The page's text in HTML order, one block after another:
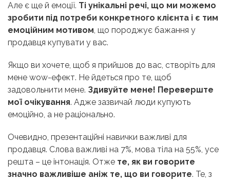
Але є ще й емоції. Ті унікальні речі, що ми можемо
зробити під потреби конкретного клієнта і є тим
емоційним мотивом, що породжує бажання у
продавця купувати у вас.
Якщо ви хочете, щоб я прийшов до вас, створіть для
мене wow-ефект. Не йдеться про те, щоб
задовольнити мене. Здивуйте мене! Переверште
мої очікування. Адже зазвичай люди купують
емоційно, а не раціонально.
Очевидно, презентаційні навички важливі для
продавця. Слова важливі на 7%, мова тіла на 55%, усе
решта – це інтонація. Отже те, як ви говорите
значно важливіше аніж те, що ви говорите. Те, з